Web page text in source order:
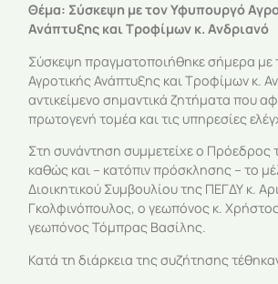
Θέμα: Σύσκεψη με τον Υφυπουργό
Ανάπτυξης και Τροφίμων κ. Ανδριανό
Σύσκεψη πραγματοποιήθηκε σήμερα με
Αγροτικής Ανάπτυξης και Τροφίμων κ.
αντικείμενο σημαντικά ζητήματα που
πρωτογενή τομέα και τις υπηρεσίες
Στη συνάντηση συμμετείχε ο Πρόεδρος
καθώς και – κατόπιν πρόσκλησης – το
Διοικητικού Συμβουλίου της ΠΕΓΔΥ κ.
Γκολφινόπουλος, ο γεωπόνος κ.
γεωπόνος Τόμπρας Βασίλης.
Κατά τη διάρκεια της συζήτησης